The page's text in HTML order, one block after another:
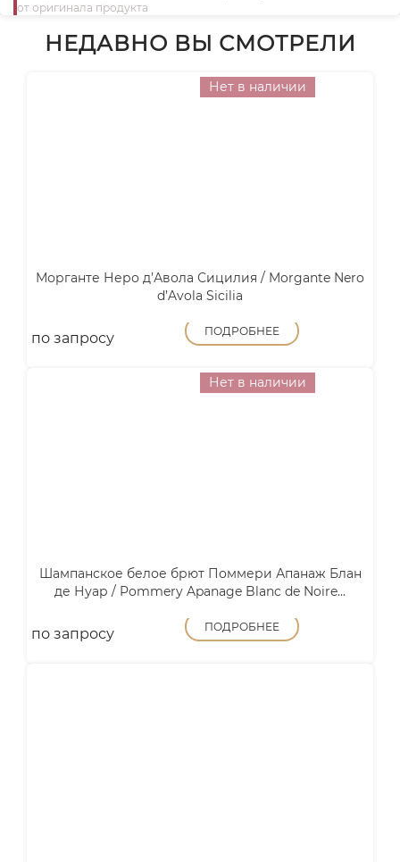
от оригинала продукта
НЕДАВНО ВЫ СМОТРЕЛИ
Нет в наличии
Морганте Неро д’Авола Сицилия / Morgante Nero
d’Avola Sicilia
по запросу ПОДРОБНЕЕ
Нет в наличии
Шампанское белое брют Поммери Апанаж Блан
де Нуар / Pommery Apanage Blanc de Noire...
по запросу ПОДРОБНЕЕ